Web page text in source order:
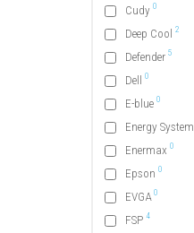
Cudy 0
Deep Cool 2
Defender 5
Dell 0
E-blue 0
Energy System
Enermax 0
Epson 0
EVGA0
FSP 4